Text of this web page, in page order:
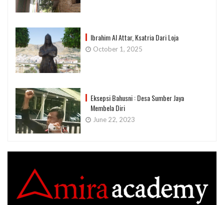
Ibrahim Al Attar, Ksatria Dari Loja
October 1, 2025
Eksepsi Bahusni : Desa Sumber Jaya
Membela Diri
June 22, 2023